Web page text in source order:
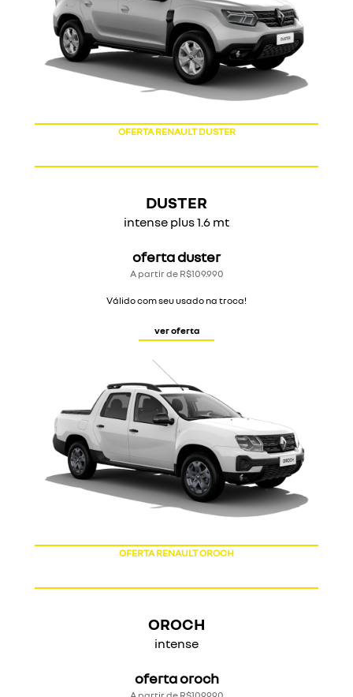
DUSTER
intense plus 1.6 mt
OFERTA RENAULT DUSTER
oferta duster
A partir de R$109.990
Válido com seu usado na troca!
ver oferta
OROCH
intense
OFERTA RENAULT OROCH
oferta oroch